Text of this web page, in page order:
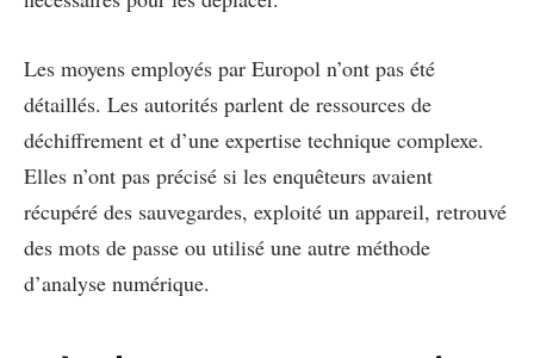
Les moyens employés par Europol n’ont pas été
détaillés. Les autorités parlent de ressources de
déchiffrement et d’une expertise technique complexe.
Elles n’ont pas précisé si les enquêteurs avaient
récupéré des sauvegardes, exploité un appareil, retrouvé
des mots de passe ou utilisé une autre méthode
d’analyse numérique.